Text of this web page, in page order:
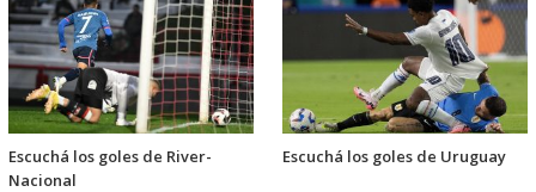
Escuchá los goles de River-
Nacional
Escuchá los goles de Uruguay